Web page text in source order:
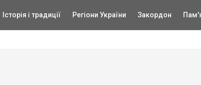
Історія і традиції Регіони України Закордон